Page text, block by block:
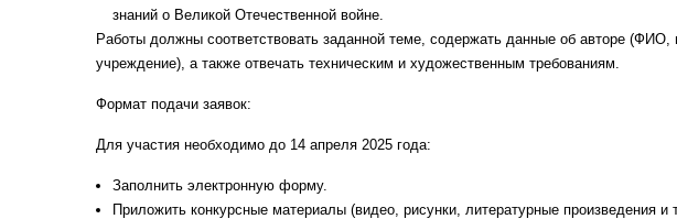
знаний о Великой Отечественной войне.
Работы должны соответствовать заданной теме, содержать данные об авторе (ФИО,
учреждение), а также отвечать техническим и художественным требованиям.
Формат подачи заявок:
Для участия необходимо до 14 апреля 2025 года:
Заполнить электронную форму.
Приложить конкурсные материалы (видео, рисунки, литературные произведения и